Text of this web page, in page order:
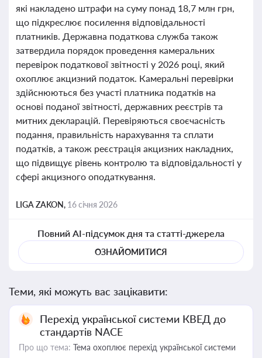
які накладено штрафи на суму понад 18,7 млн грн,
що підкреслює посилення відповідальності
платників. Державна податкова служба також
затвердила порядок проведення камеральних
перевірок податкової звітності у 2026 році, який
охоплює акцизний податок. Камеральні перевірки
здійснюються без участі платника податків на
основі поданої звітності, державних реєстрів та
митних декларацій. Перевіряються своєчасність
подання, правильність нарахування та сплати
податків, а також реєстрація акцизних накладних,
що підвищує рівень контролю та відповідальності у
сфері акцизного оподаткування.
LIGA ZAKON, 16 січня 2026
Повний AI-підсумок дня та статті-джерела
ОЗНАЙОМИТИСЯ
Теми, які можуть вас зацікавити:
Перехід української системи КВЕД до
стандартів NACE
Про що тема: Тема охоплює перехід української системи